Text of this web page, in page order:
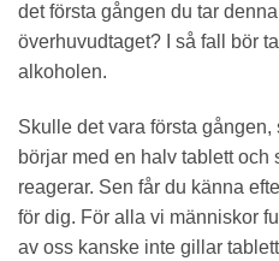
det första gången du tar
överhuvudtaget? I så fall bör
alkoholen.
Skulle det vara första
börjar med en halv tablett och
reagerar. Sen får du känna
för dig. För alla vi människor
av oss kanske inte gillar